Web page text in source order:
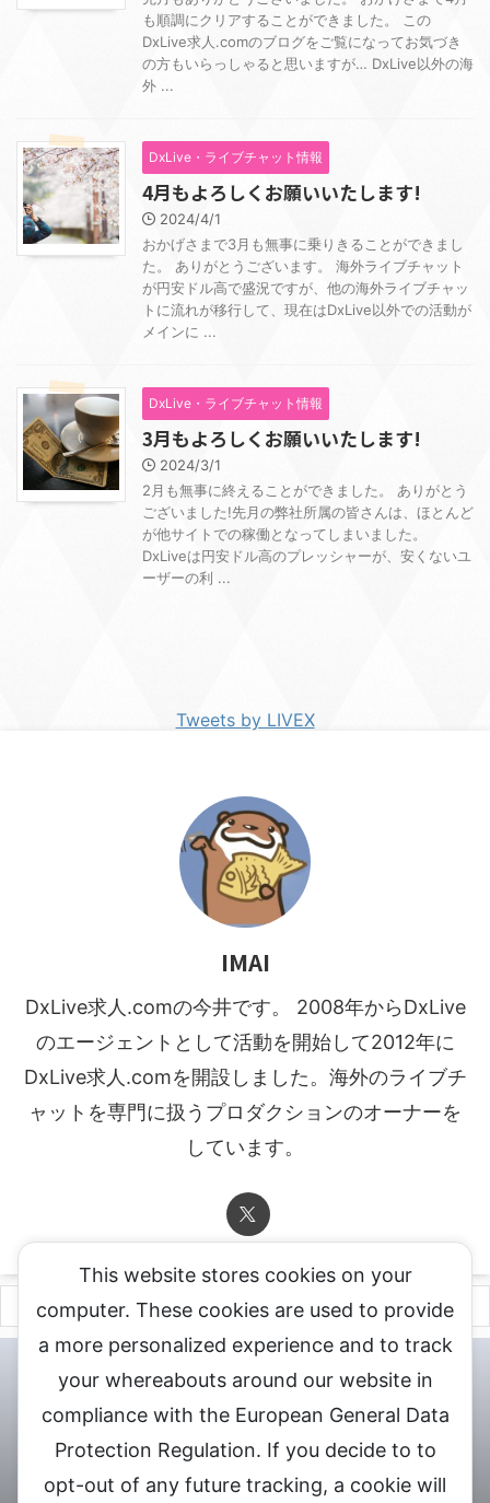
も順調にクリアすることができました。 この
DxLive求人.comのブログをご覧になってお気づき
の方もいらっしゃると思いますが… DxLive以外の海
外 ...
DxLive・ライブチャット情報
4月もよろしくお願いいたします!
2024/4/1
おかげさまで3月も無事に乗りきることができまし
た。 ありがとうございます。 海外ライブチャット
が円安ドル高で盛況ですが、他の海外ライブチャッ
トに流れが移行して、現在はDxLive以外での活動が
メインに ...
DxLive・ライブチャット情報
3月もよろしくお願いいたします!
2024/3/1
2月も無事に終えることができました。 ありがとう
ございました!先月の弊社所属の皆さんは、ほとんど
が他サイトでの稼働となってしまいました。
DxLiveは円安ドル高のプレッシャーが、安くないユ
ーザーの利 ...
Tweets by LIVEX
IMAI
DxLive求人.comの今井です。 2008年からDxLive
のエージェントとして活動を開始して2012年に
DxLive求人.comを開設しました。海外のライブチ
ャットを専門に扱うプロダクションのオーナーを
しています。
チャットレディ登録申込 DXLIVE求人.comへお問合せ
DXLIVE 退
会・解約・移籍の申請
式サイト
DXLIVEのチャットレディ求人情報サイト
This website stores cookies on your
computer. These cookies are used to provide
a more personalized experience and to track
your whereabouts around our website in
compliance with the European General Data
Protection Regulation. If you decide to to
opt-out of any future tracking, a cookie will